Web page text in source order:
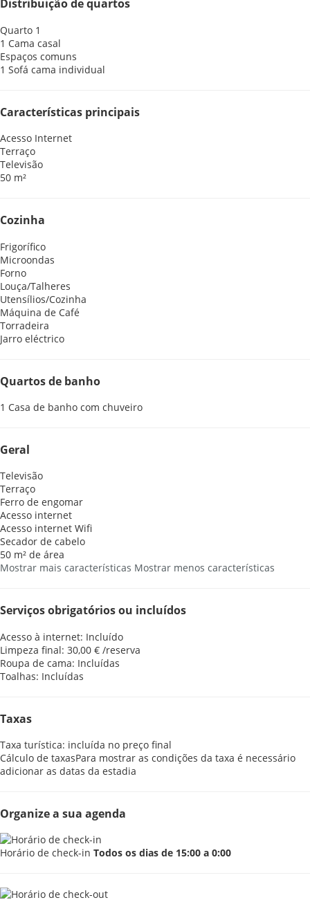
Distribuição de quartos
Quarto 1
1 Cama casal
Espaços comuns
1 Sofá cama individual
Características principais
Acesso Internet
Terraço
Televisão
50 m²
Cozinha
Frigorífico
Microondas
Forno
Louça/Talheres
Utensílios/Cozinha
Máquina de Café
Torradeira
Jarro eléctrico
Quartos de banho
1 Casa de banho com chuveiro
Geral
Televisão
Terraço
Ferro de engomar
Acesso internet
Acesso internet Wifi
Secador de cabelo
50 m² de área
Mostrar mais características Mostrar menos características
Serviços obrigatórios ou incluídos
Acesso à internet: Incluído
Limpeza final: 30,00 € /reserva
Roupa de cama: Incluídas
Toalhas: Incluídas
Taxas
Taxa turística: incluída no preço final
Cálculo de taxasPara mostrar as condições da taxa é necessário
adicionar as datas da estadia
Organize a sua agenda
Horário de check-in Todos os dias de 15:00 a 0:00